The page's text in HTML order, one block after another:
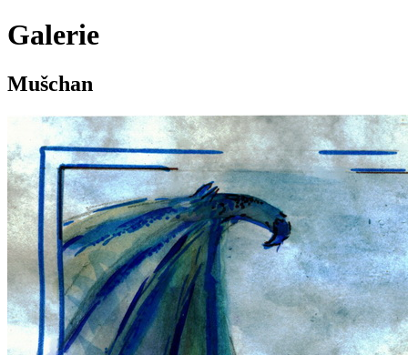
Galerie
Mušchan